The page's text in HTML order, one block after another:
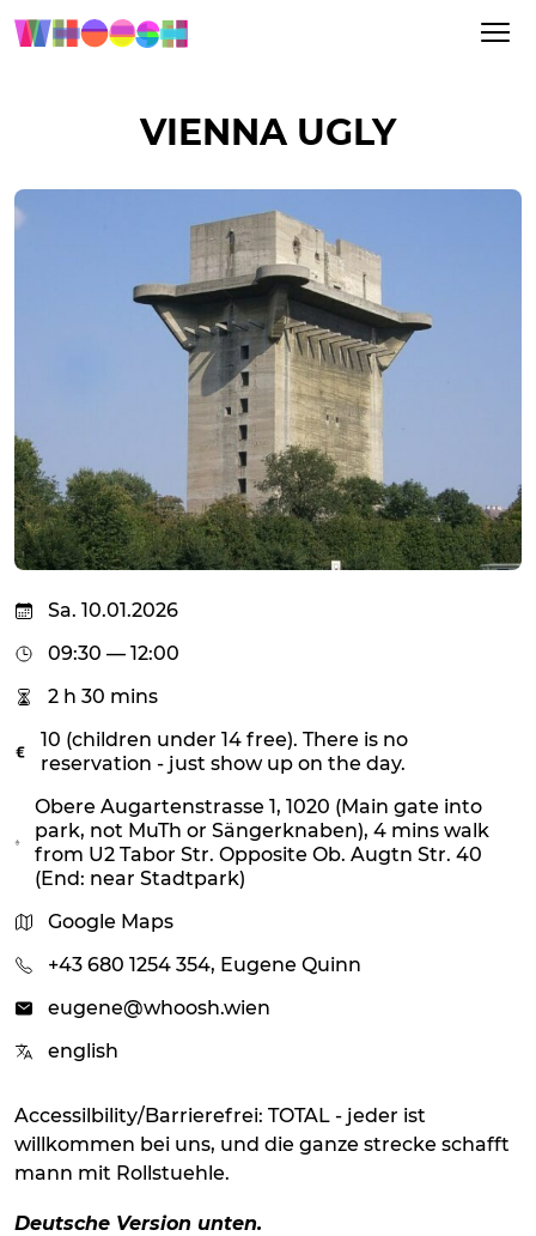
VIENNA UGLY
Sa. 10.01.2026
09:30 — 12:00
2 h 30 mins
10 (children under 14 free). There is no
reservation - just show up on the day.
Obere Augartenstrasse 1, 1020 (Main gate into
park, not MuTh or Sängerknaben), 4 mins walk
from U2 Tabor Str. Opposite Ob. Augtn Str. 40
(End: near Stadtpark)
Google Maps
+43 680 1254 354, Eugene Quinn
eugene@whoosh.wien
english
Accessilbility/Barrierefrei: TOTAL - jeder ist
willkommen bei uns, und die ganze strecke schafft
mann mit Rollstuehle.
Deutsche Version unten.